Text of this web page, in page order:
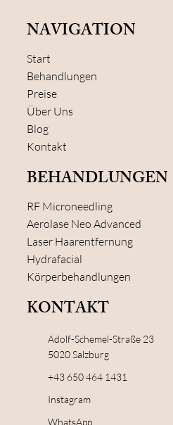
NAVIGATION
Start
Behandlungen
Preise
Über Uns
Blog
Kontakt
BEHANDLUNGEN
RF Microneedling
Aerolase Neo Advanced
Laser Haarentfernung
Hydrafacial
Körperbehandlungen
KONTAKT
Adolf-Schemel-Straße 23
5020 Salzburg
+43 650 464 1431
Instagram
WhatsApp